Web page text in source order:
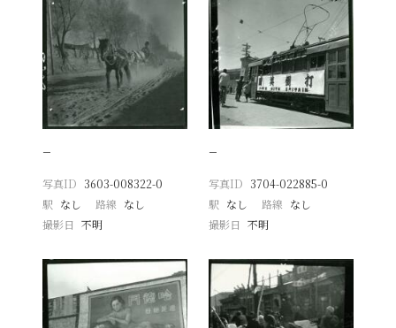
−
写真ID 3603-008322-0
駅 なし 路線 なし
撮影日
不明
−
写真ID 3704-022885-0
駅 なし 路線 なし
撮影日 不明